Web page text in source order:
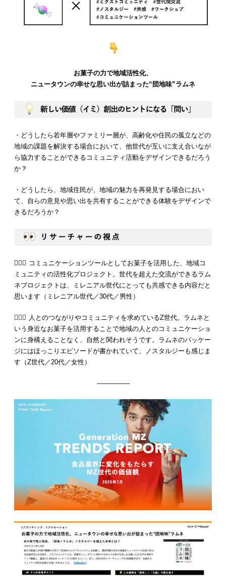
お菓子の力で地域活性化、
ニュータウンの幸せな思い出が詰まった“団地味”ラムネ
・どうしたら若年層やファミリー層が、高齢化や住民の孤立などの
地域の課題を解決する場合において、他世代が互いに支え合いなが
ら協力することができるコミュニティ活動をデザインできるだろう
か？
・どうしたら、地域住民が、地域の魅力を再発見する場合におい
て、自らの意見や思い出を共有することができる体験をデザインで
きるだろうか？
💁🏻‍♂️ コミュニケーションツールとしてお菓子を活用した、地域コ
ミュニティの活性化プロジェクト。世代を超えた交流ができるラム
ネプロジェクトは、ミレニアル世代にとっても共感できる内容だと
思います（ミレニアル世代／30代／男性）
💁🏻‍♀️ 人とのつながりやコミュニティを求めているZ世代。ラムネと
いう身近なお菓子を活用することで地域の人とのコミュニケーショ
ンに身構えることなく、自然と関われそうです。ラムネのパッケー
ジにはほっこりエピソードが書かれていて、ノスタルジーも感じま
す（Z世代／20代／女性）
—————